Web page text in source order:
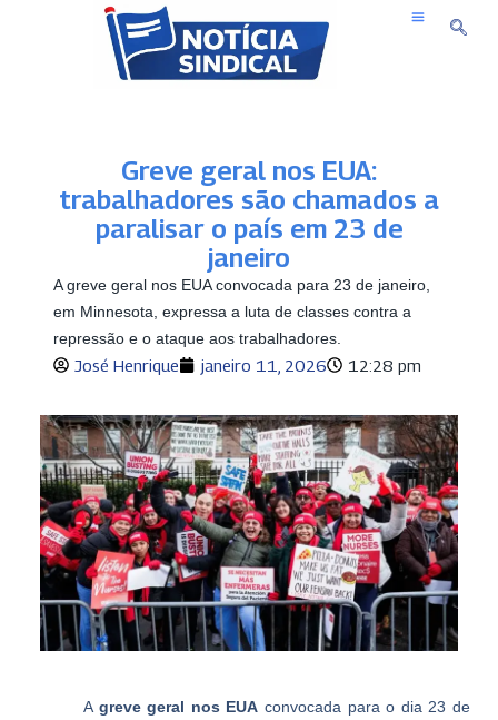
Greve geral nos EUA:
trabalhadores são chamados a
paralisar o país em 23 de
janeiro
A greve geral nos EUA convocada para 23 de janeiro,
em Minnesota, expressa a luta de classes contra a
repressão e o ataque aos trabalhadores.
José Henrique janeiro 11, 2026 12:28 pm
A greve geral nos EUA convocada para o dia 23 de